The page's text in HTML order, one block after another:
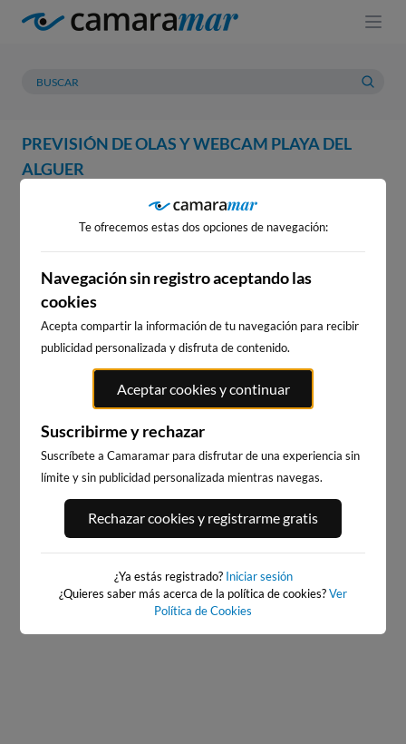
PREVISIÓN DE OLAS Y WEBCAM PLAYA DEL
ALGUER
PREVISIÓN METEOROLOGÍA
WEBCAM PLAYA DEL ALGUER
WEBCAMS CERCANAS
PLATJA DE LLEVANT - ELS
PILONS
35km · Salou
CHOPI
PLATJA LLARGA, SALOU
0.0 m CHOPI
Te ofrecemos estas dos opciones de navegación:
Navegación sin registro aceptando las
cookies
Acepta compartir la información de tu navegación para recibir
publicidad personalizada y disfruta de contenido.
Aceptar cookies y continuar
Suscribirme y rechazar
Suscríbete a Camaramar para disfrutar de una experiencia sin
límite y sin publicidad personalizada mientras navegas.
Rechazar cookies y registrarme gratis
¿Ya estás registrado? Iniciar sesión
¿Quieres saber más acerca de la política de cookies?Ver
Política de Cookies